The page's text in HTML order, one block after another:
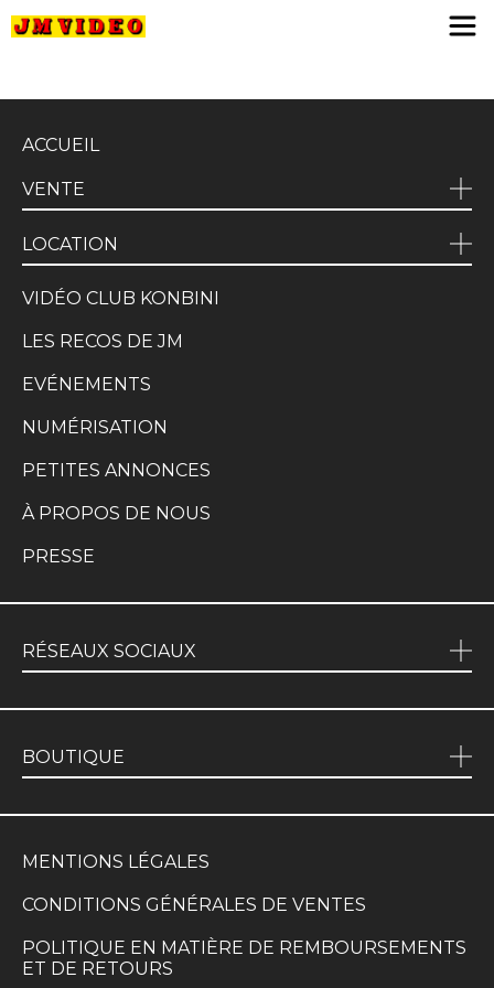
ACCUEIL
VENTE
LOCATION
VIDÉO CLUB KONBINI
LES RECOS DE JM
EVÉNEMENTS
NUMÉRISATION
PETITES ANNONCES
À PROPOS DE NOUS
PRESSE
RÉSEAUX SOCIAUX
BOUTIQUE
MENTIONS LÉGALES
CONDITIONS GÉNÉRALES DE VENTES
POLITIQUE EN MATIÈRE DE REMBOURSEMENTS
ET DE RETOURS